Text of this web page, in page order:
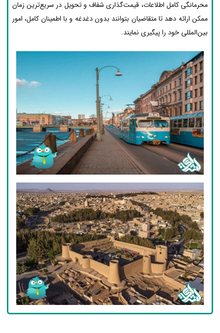
محرمانگی کامل اطلاعات، قیمت‌گذاری شفاف و تحویل در سریع‌ترین زمان
ممکن ارائه دهد تا متقاضیان بتوانند بدون دغدغه و با اطمینان کامل، امور
بین‌المللی خود را پیگیری نمایند.